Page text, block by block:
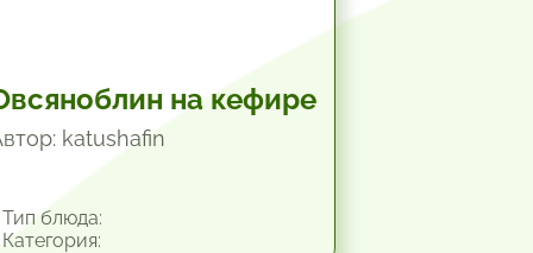
на кефире
katushafin
блюда: